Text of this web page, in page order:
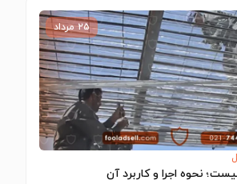
۲۵ مرداد
نحوه اجرا و کاربرد آن